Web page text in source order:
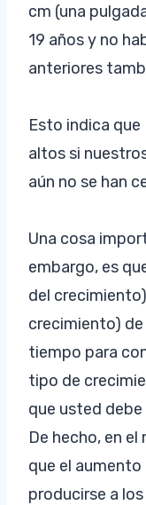
cm (una
19 años y no
anteriores
Esto indica que
altos si
aún no se han
Una cosa
embargo, es
del
crecimiento) de
tiempo para
tipo de
que usted
De hecho, en
que el
producirse a